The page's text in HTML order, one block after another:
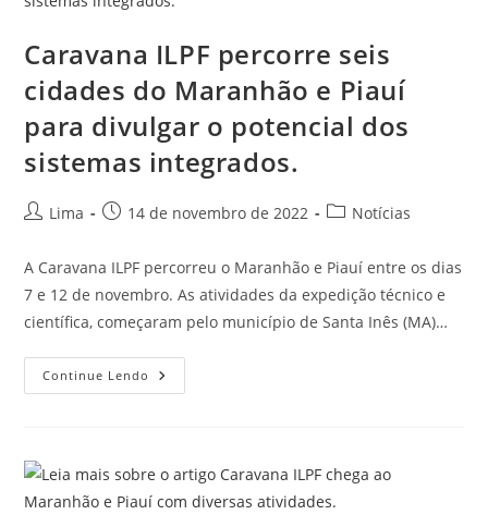
Caravana ILPF percorre seis
cidades do Maranhão e Piauí
para divulgar o potencial dos
sistemas integrados.
Lima 14 de novembro de 2022 Notícias
A Caravana ILPF percorreu o Maranhão e Piauí entre os dias
7 e 12 de novembro. As atividades da expedição técnico e
científica, começaram pelo município de Santa Inês (MA)…
Continue Lendo